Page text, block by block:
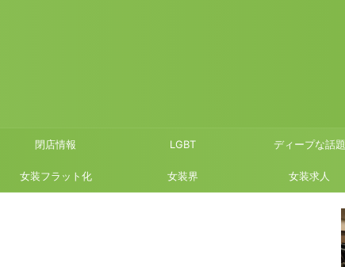
閉店情報 LGBT ディープな話題
女装フラット化 女装界 女装求人